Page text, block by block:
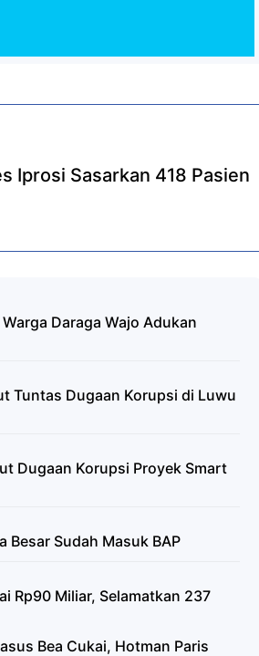
Iprosi Sasarkan 418 Pasien
Daraga Wajo Adukan
Tuntas Dugaan Korupsi di Luwu
Dugaan Korupsi Proyek Smart
Besar Sudah Masuk BAP
Rp90 Miliar, Selamatkan 237
Bea Cukai, Hotman Paris